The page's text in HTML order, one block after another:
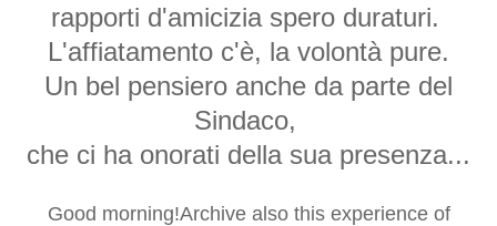
rapporti d'amicizia spero duraturi.
L'affiatamento c'è, la volontà pure.
Un bel pensiero anche da parte del
Sindaco,
che ci ha onorati della sua presenza...
Good morning!Archive also this experience of